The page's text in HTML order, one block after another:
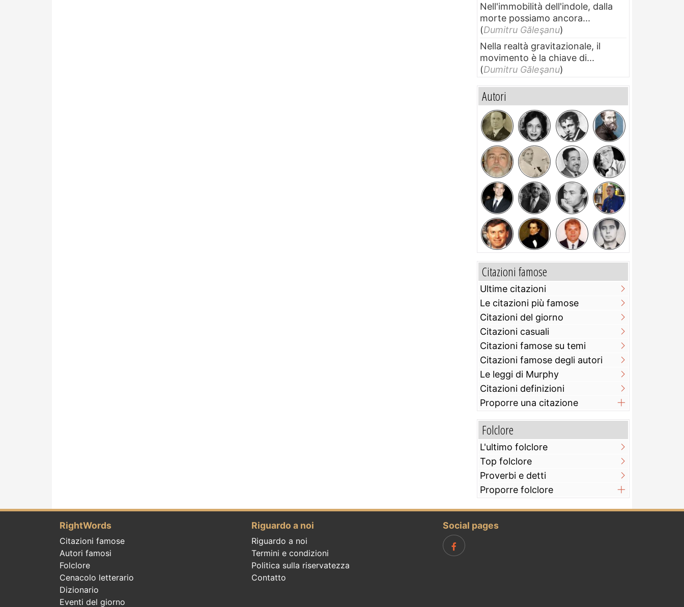
Nell'immobilità dell'indole, dalla
morte possiamo ancora...
(Dumitru Găleşanu)
Nella realtà gravitazionale, il
movimento è la chiave di...
(Dumitru Găleşanu)
Autori
Citazioni famose
Ultime citazioni
Le citazioni più famose
Citazioni del giorno
Citazioni casuali
Citazioni famose su temi
Citazioni famose degli autori
Le leggi di Murphy
Citazioni definizioni
Proporre una citazione
Folclore
L'ultimo folclore
Top folclore
Proverbi e detti
Proporre folclore
RightWords
Citazioni famose
Autori famosi
Folclore
Cenacolo letterario
Dizionario
Eventi del giorno
Riguardo a noi
Riguardo a noi
Termini e condizioni
Politica sulla riservatezza
Contatto
Social pages